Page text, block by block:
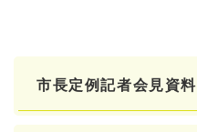
市長定例記者会見資料